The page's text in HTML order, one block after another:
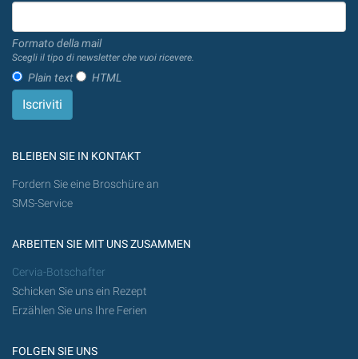
Formato della mail
Scegli il tipo di newsletter che vuoi ricevere.
Plain text HTML
BLEIBEN SIE IN KONTAKT
Fordern Sie eine Broschüre an
SMS-Service
ARBEITEN SIE MIT UNS ZUSAMMEN
Cervia-Botschafter
Schicken Sie uns ein Rezept
Erzählen Sie uns Ihre Ferien
FOLGEN SIE UNS